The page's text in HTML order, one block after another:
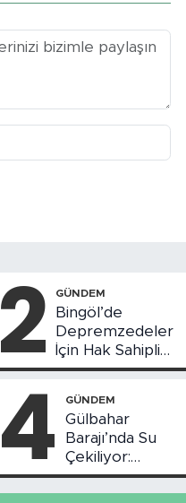
2 GÜNDEM
Bingöl’de
Depremzedeler
İçin Hak Sahipliği
Askı Süreci
4 GÜNDEM
Gülbahar
Barajı’nda Su
Çekiliyor:
Piknikçi Sayısı
Azaldı